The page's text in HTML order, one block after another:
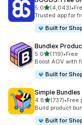
5.0เต็ม 5 ดาว
(4,043)
ทั้งหมด 4043 รีวิว
•
Trusted app for
Built for
Bundlex
5.0เต็ม 5 ดาว
(119)
ทั้งหมด 119 รีวิว
•Free
Boost AOV with
Built for
Simple Bundles
4.8เต็ม 5 ดาว
(737)
ทั้งหมด 737 รีวิว
•Free
Build product
Built for